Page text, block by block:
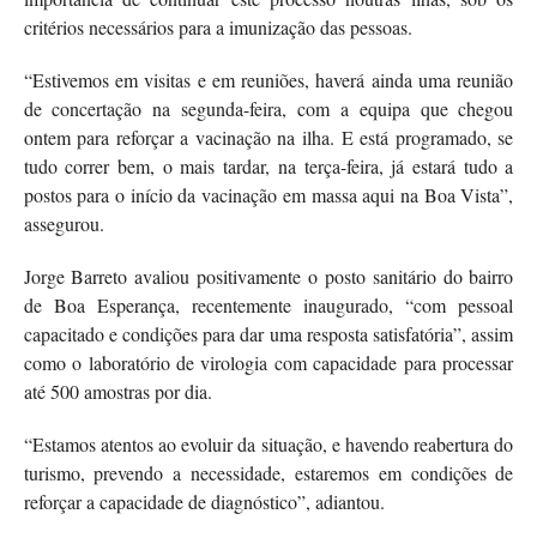
critérios necessários para a imunização das pessoas.
“Estivemos em visitas e em reuniões, haverá ainda uma reunião
de concertação na segunda-feira, com a equipa que chegou
ontem para reforçar a vacinação na ilha. E está programado, se
tudo correr bem, o mais tardar, na terça-feira, já estará tudo a
postos para o início da vacinação em massa aqui na Boa Vista”,
assegurou.
Jorge Barreto avaliou positivamente o posto sanitário do bairro
de Boa Esperança, recentemente inaugurado, “com pessoal
capacitado e condições para dar uma resposta satisfatória”, assim
como o laboratório de virologia com capacidade para processar
até 500 amostras por dia.
“Estamos atentos ao evoluir da situação, e havendo reabertura do
turismo, prevendo a necessidade, estaremos em condições de
reforçar a capacidade de diagnóstico”, adiantou.